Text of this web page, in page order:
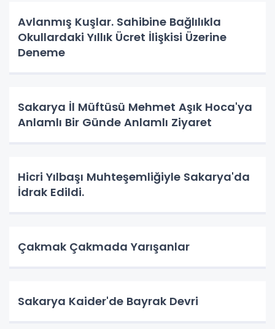
Avlanmış Kuşlar. Sahibine Bağlılıkla
Okullardaki Yıllık Ücret İlişkisi Üzerine
Deneme
Sakarya İl Müftüsü Mehmet Aşık Hoca'ya
Anlamlı Bir Günde Anlamlı Ziyaret
Hicri Yılbaşı Muhteşemliğiyle Sakarya'da
İdrak Edildi.
Çakmak Çakmada Yarışanlar
Sakarya Kaider'de Bayrak Devri